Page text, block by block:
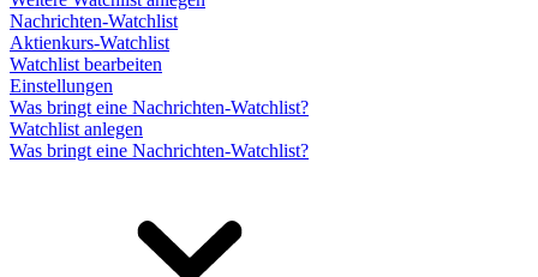
Nachrichten-Watchlist
Aktienkurs-Watchlist
Watchlist bearbeiten
Einstellungen
Was bringt eine Nachrichten-Watchlist?
Watchlist anlegen
Was bringt eine Nachrichten-Watchlist?